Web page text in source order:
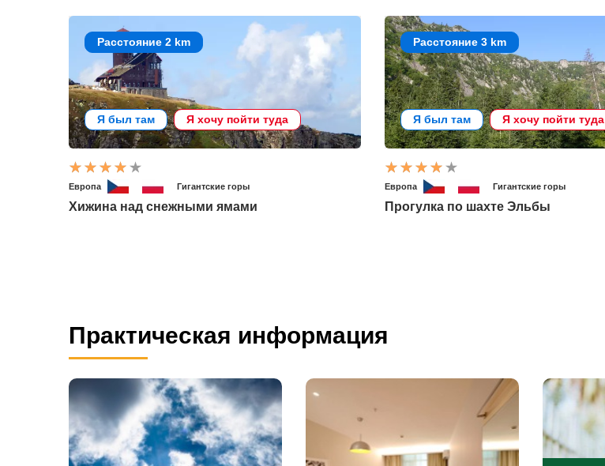
Расстояние 2 km
Я был там Я хочу пойти туда
Европа Гигантские горы
Хижина над снежными ямами
Расстояние 3 km
Я был там Я хочу пойти туда
Европа Гигантские горы
Прогулка по шахте Эльбы
Практическая информация